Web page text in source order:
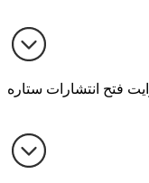
فتح انتشارات ستاره